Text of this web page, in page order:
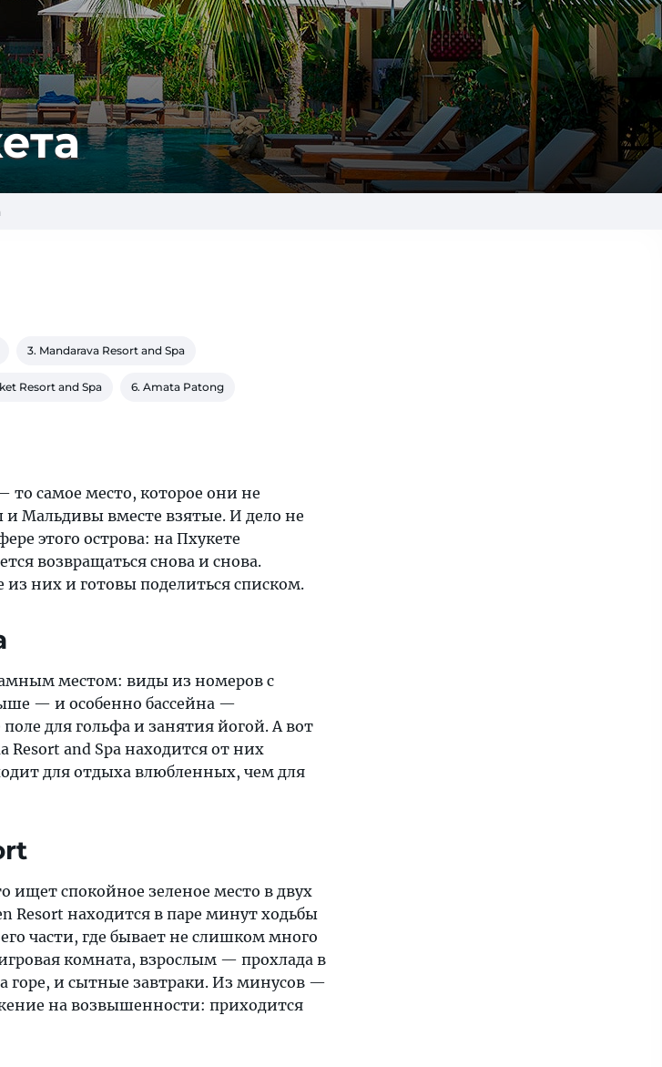
3. Mandarava Resort and Spa
Resort and Spa 6. Amata Patong
самое место, которое они не
Мальдивы вместе взятые. И дело не
этого острова: на Пхукете
возвращаться снова и снова.
них и готовы поделиться списком.
местом: виды из номеров с
— и особенно бассейна —
для гольфа и занятия йогой. А вот
Resort and Spa находится от них
для отдыха влюбленных, чем для
ищет спокойное зеленое место в двух
Resort находится в паре минут ходьбы
части, где бывает не слишком много
комната, взрослым — прохлада в
горе, и сытные завтраки. Из минусов —
на возвышенности: приходится